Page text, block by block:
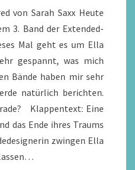
/
LESEALLTAG
von Sarah Saxx Heute
3. Band der Extended-
Mal geht es um Ella
gespannt, was mich
Bände haben mir sehr
natürlich berichten.
Klappentext: Eine
das Ende ihres Traums
zwingen Ella